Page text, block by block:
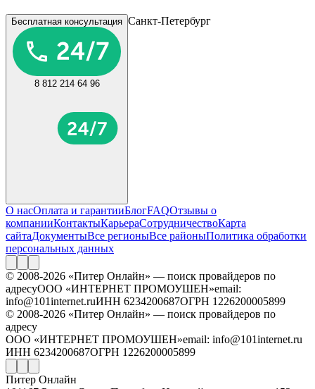
Бесплатная консультация
8 812 214 64 96
Санкт-Петербург
О насОплата и гарантииБлогFAQОтзывы о
компанииКонтактыКарьераСотрудничествоКарта
сайтаДокументыВсе регионыВсе районыПолитика обработки
персональных данных
© 2008-2026 «Питер Онлайн» — поиск провайдеров по
адресуООО «ИНТЕРНЕТ ПРОМОУШЕН»email:
info@101internet.ruИНН 6234200687ОГРН 1226200005899
© 2008-2026 «Питер Онлайн» — поиск провайдеров по
адресу
ООО «ИНТЕРНЕТ ПРОМОУШЕН»email: info@101internet.ru
ИНН 6234200687ОГРН 1226200005899
Питер Онлайн